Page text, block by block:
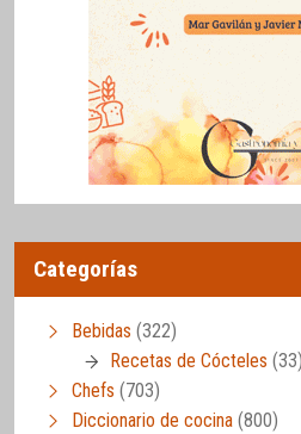
Categorías
Bebidas (322)
Recetas de Cócteles (33)
Chefs (703)
Diccionario de cocina (800)